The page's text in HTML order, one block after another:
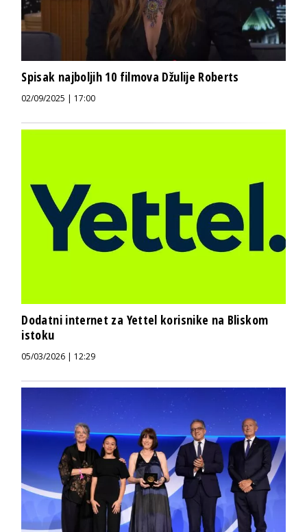
Spisak najboljih 10 filmova Džulije Roberts
02/09/2025 | 17:00
Dodatni internet za Yettel korisnike na Bliskom
istoku
05/03/2026 | 12:29